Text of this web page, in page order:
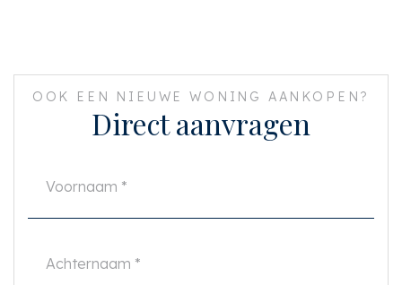
OOK EEN NIEUWE WONING AANKOPEN?
Direct aanvragen